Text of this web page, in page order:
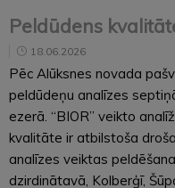
Peldūdens
18.06.2026
Pēc Alūksnes novada
peldūdeņu analīzes
ezerā. “BIOR” veikto
kvalitāte ir atbilstoša
analīzes veiktas
dzirdinātavā, Kolberģī,